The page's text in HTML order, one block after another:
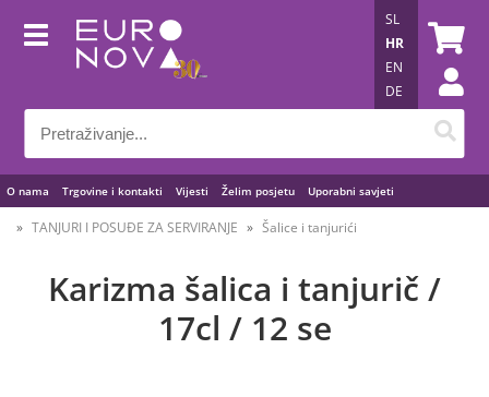
O nama Trgovine i kontakti Vijesti Želim posjetu Uporabni savjeti
SL
HR
EN
DE
TANJURI I POSUĐE ZA SERVIRANJE Šalice i tanjurići
Karizma šalica i tanjurič /
17cl / 12 se